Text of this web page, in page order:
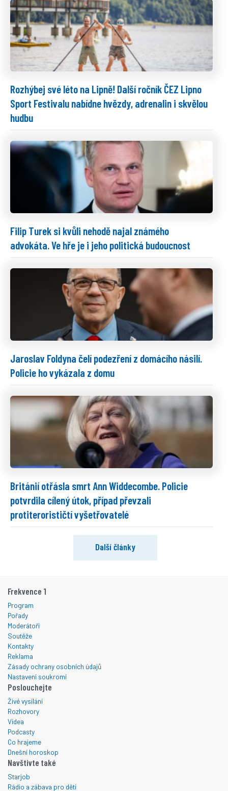
Rozhýbej své léto na Lipně! Další ročník ČEZ Lipno
Sport Festivalu nabídne hvězdy, adrenalin i skvělou
hudbu
Filip Turek si kvůli nehodě najal známého
advokáta. Ve hře je i jeho politická budoucnost
Jaroslav Foldyna čelí podezření z domácího násilí.
Policie ho vykázala z domu
Británií otřásla smrt Ann Widdecombe. Policie
potvrdila cílený útok, případ převzali
protiterorističtí vyšetřovatelé
Další články
Frekvence 1
Program
Pořady
Moderátoři
Soutěže
Kontakty
Reklama
Zásady ochrany osobních údajů
Nastavení soukromí
Poslouchejte
Živé vysílání
Rozhovory
Videa
Podcasty
Co hrajeme
Dnešní horoskop
Navštivte také
Starjob
Rádio a zábava pro děti